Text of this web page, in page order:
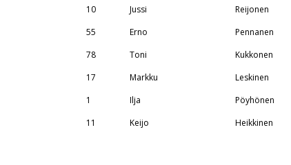
10
Jussi Reijonen
55
Erno Pennanen
78
Toni Kukkonen
17
Markku Leskinen
1
Ilja Pöyhönen
11
Keijo Heikkinen